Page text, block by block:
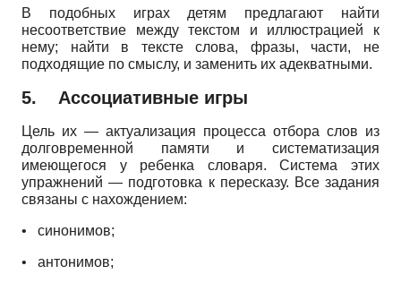
В подобных играх детям предлагают найти
несоответствие между текстом и иллюстрацией к
нему; найти в тексте слова, фразы, части, не
подходящие по смыслу, и заменить их адекватными.
5. Ассоциативные игры
Цель их — актуализация процесса отбора слов из
долговременной памяти и систематизация
имеющегося у ребенка словаря. Система этих
упражнений — подготовка к пересказу. Все задания
связаны с нахождением:
• синонимов;
• антонимов;